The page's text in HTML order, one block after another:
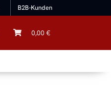
B2B-Kunden
0,00 €